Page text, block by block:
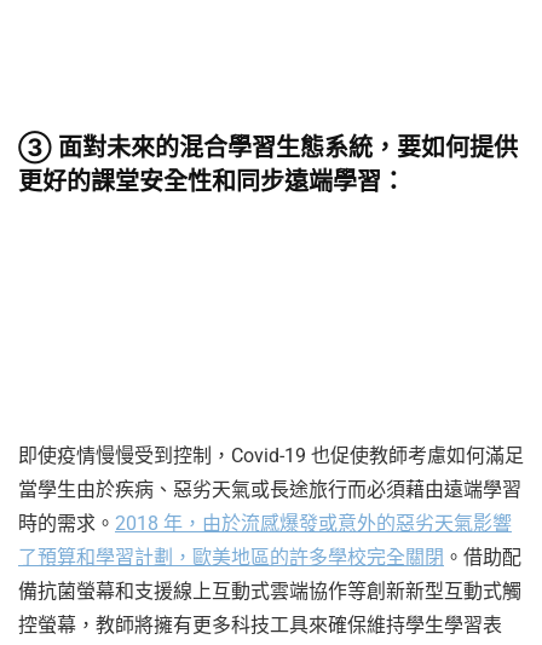
③ 面對未來的混合學習生態系統，要如何提供
更好的課堂安全性和同步遠端學習：
即使疫情慢慢受到控制，Covid-19 也促使教師考慮如何滿足
當學生由於疾病、惡劣天氣或長途旅行而必須藉由遠端學習
時的需求。 2018 年，由於流感爆發或意外的惡劣天氣影響
了預算和學習計劃，歐美地區的許多學校完全關閉 。借助配
備抗菌螢幕和支援線上互動式雲端協作等創新新型互動式觸
控螢幕，教師將擁有更多科技工具來確保維持學生學習表